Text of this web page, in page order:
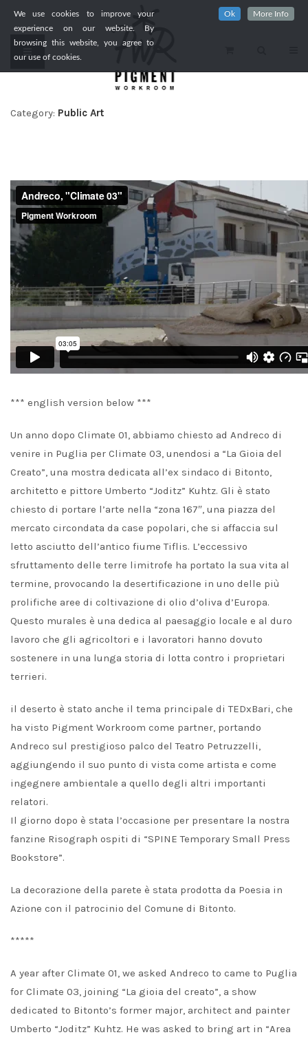
Category: Public Art
*** english version below ***
Un anno dopo Climate 01, abbiamo chiesto ad Andreco di
venire in Puglia per Climate 03, unendosi a “La Gioia del
Creato”, una mostra dedicata all’ex sindaco di Bitonto,
architetto e pittore Umberto “Joditz” Kuhtz. Gli è stato
chiesto di portare l’arte nella “zona 167″, una piazza del
mercato circondata da case popolari, che si affaccia sul
letto asciutto dell’antico fiume Tiflis. L’eccessivo
sfruttamento delle terre limitrofe ha portato la sua vita al
termine, provocando la desertificazione in uno delle più
prolifiche aree di coltivazione di olio d’oliva d’Europa.
Questo murales è una dedica al paesaggio locale e al duro
lavoro che gli agricoltori e i lavoratori hanno dovuto
sostenere in una lunga storia di lotta contro i proprietari
terrieri.
il deserto è stato anche il tema principale di TEDxBari, che
ha visto Pigment Workroom come partner, portando
Andreco sul prestigioso palco del Teatro Petruzzelli,
aggiungendo il suo punto di vista come artista e come
ingegnere ambientale a quello degli altri importanti
relatori.
Il giorno dopo è stata l’occasione per presentare la nostra
fanzine Risograph ospiti di “SPINE Temporary Small Press
Bookstore”.
La decorazione della parete è stata prodotta da Poesia in
Azione con il patrocinio del Comune di Bitonto.
*****
A year after Climate 01, we asked Andreco to came to Puglia
for Climate 03, joining “La gioia del creato”, a show
dedicated to Bitonto’s former major, architect and painter
Umberto “Joditz” Kuhtz. He was asked to bring art in “Area
We use cookies to improve your
experience on our website. By
browsing this website, you agree to
our use of cookies.
Ok More Info